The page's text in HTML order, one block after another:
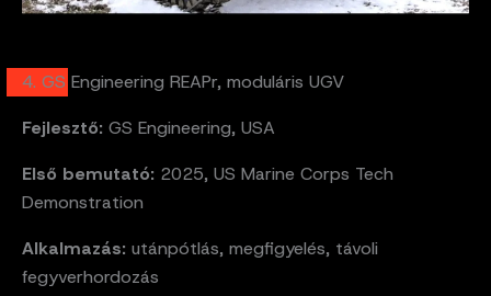
4. GS Engineering REAPr, moduláris UGV
Fejlesztő: GS Engineering, USA
Első bemutató: 2025, US Marine Corps Tech
Demonstration
Alkalmazás: utánpótlás, megfigyelés, távoli
fegyverhordozás